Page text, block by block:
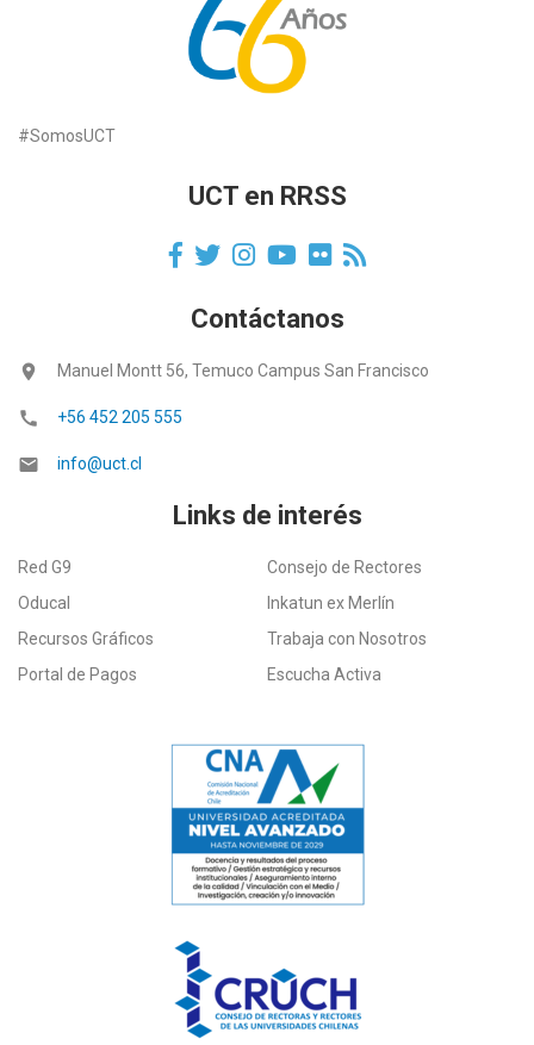
#SomosUCT
UCT en RRSS
Contáctanos
location_on Manuel Montt 56, Temuco Campus San Francisco
call +56 452 205 555
email info@uct.cl
Links de interés
Red G9
Consejo de Rectores
Oducal
Inkatun ex Merlín
Recursos Gráficos
Trabaja con Nosotros
Portal de Pagos
Escucha Activa